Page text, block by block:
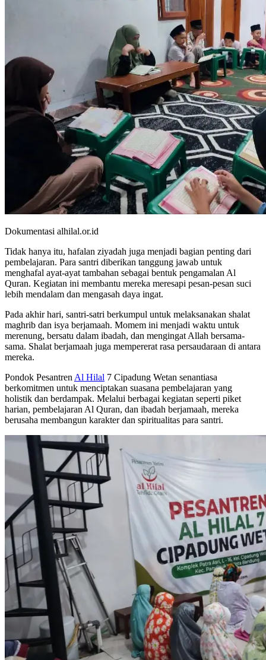
Dokumentasi alhilal.or.id
Tidak hanya itu, hafalan ziyadah juga menjadi bagian penting dari
pembelajaran. Para santri diberikan tanggung jawab untuk
menghafal ayat-ayat tambahan sebagai bentuk pengamalan Al
Quran. Kegiatan ini membantu mereka meresapi pesan-pesan suci
lebih mendalam dan mengasah daya ingat.
Pada akhir hari, santri-satri berkumpul untuk melaksanakan shalat
maghrib dan isya berjamaah. Momem ini menjadi waktu untuk
merenung, bersatu dalam ibadah, dan mengingat Allah bersama-
sama. Shalat berjamaah juga mempererat rasa persaudaraan di antara
mereka.
Pondok Pesantren Al Hilal 7 Cipadung Wetan senantiasa
berkomitmen untuk menciptakan suasana pembelajaran yang
holistik dan berdampak. Melalui berbagai kegiatan seperti piket
harian, pembelajaran Al Quran, dan ibadah berjamaah, mereka
berusaha membangun karakter dan spiritualitas para santri.